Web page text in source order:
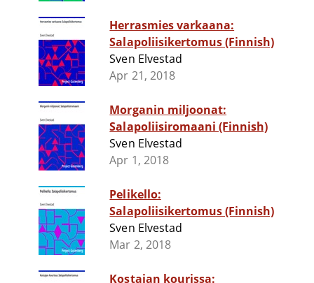
Herrasmies varkaana:
Salapoliisikertomus (Finnish)
Sven Elvestad
Apr 21, 2018
Morganin miljoonat:
Salapoliisiromaani (Finnish)
Sven Elvestad
Apr 1, 2018
Pelikello:
Salapoliisikertomus (Finnish)
Sven Elvestad
Mar 2, 2018
Kostajan kourissa: